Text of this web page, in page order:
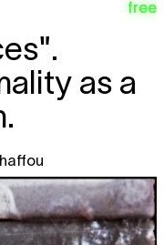
free
as a